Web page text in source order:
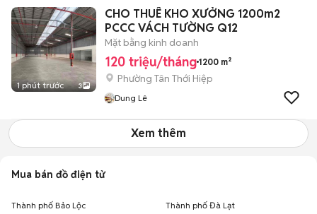
1 phút trước 3
CHO THUÊ KHO XƯỞNG 1200m2
PCCC VÁCH TƯỜNG Q12
Mặt bằng kinh doanh
120 triệu/tháng 1200 m²
Phường Tân Thới Hiệp
Dung Lê
Xem thêm
Mua bán đồ điện tử
Thành phố Bảo Lộc Thành phố Đà Lạt